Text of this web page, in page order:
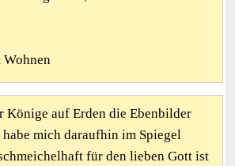
Wohnen
Könige auf Erden die Ebenbilder
mich daraufhin im Spiegel
für den lieben Gott ist